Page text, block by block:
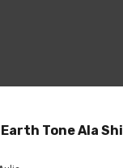
Tone Ala